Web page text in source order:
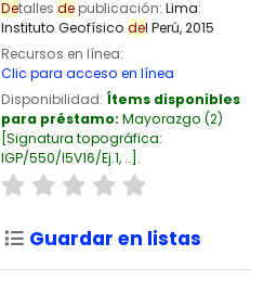
Detalles depublicación: Lima:
Instituto Geofísico del Perú,2015
Recursos en línea:
Clic para acceso en línea
Disponibilidad: Ítems disponibles
para préstamo: Mayorazgo (2)
Signatura topográfica:
IGP/550/I5V16/Ej.1, .. .
Guardar en listas